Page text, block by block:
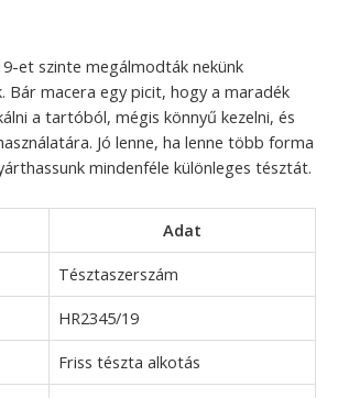
et szinte megálmodták nekünk
Bár macera egy picit, hogy a maradék
a tartóból, mégis könnyű kezelni, és
Jó lenne, ha lenne több forma
mindenféle különleges tésztát.
Adat
Tésztaszerszám
HR2345/19
Friss tészta alkotás